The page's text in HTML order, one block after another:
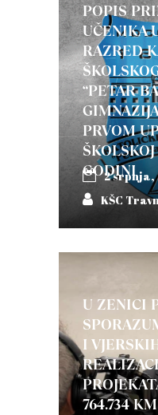
POPIS
UČENIKA
RAZRED
“PETAR
PRVOM
GODINI
2 srpnja,
KŠC
U ZENICI
I
764.734 KM